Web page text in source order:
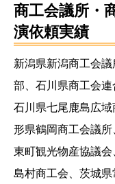
商工会議所・
演依頼実績
新潟県新潟商工会
部、石川県商工会連
石川県七尾鹿島広
形県鶴岡商工会議
東町観光物産協議
島村商工会、茨城